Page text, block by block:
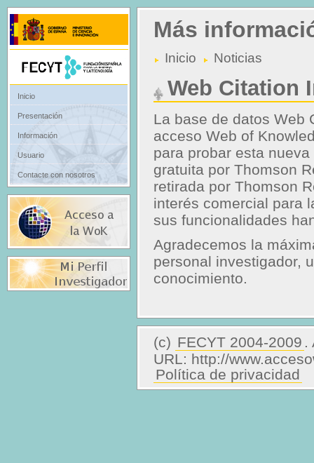
Más
Inicio Noticias
Web Citation
La base de datos Web
acceso Web of
para probar esta
gratuita por Thomson
retirada por Thomson
interés comercial para
sus funcionalidades
Agradecemos la
personal investigador,
conocimiento.
(c) FECYT 2004-2009 .
URL: http://
Política de privacidad
Inicio
Presentación
Información
Usuario
Contacte con nosotros